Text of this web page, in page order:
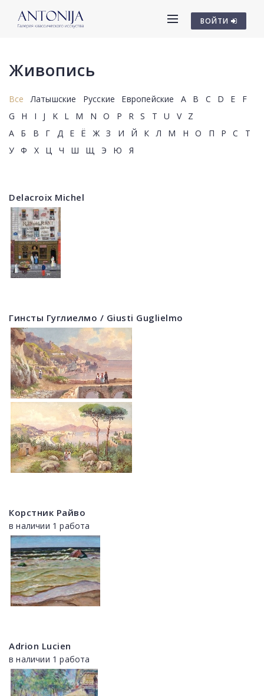
ВОЙТИ
Живопись
Все Латышские Русские Европейские A B C D E
F
G
H I J K L M N O P R S T U V
Z
А
Б В Г Д Е Ё Ж З И Й К Л М Н О П Р С
Т
У
Ф Х Ц Ч Ш Щ Э Ю Я
Delacroix Michel
Гинсты Гуглиелмо / Giusti Guglielmo
Корстник Райво
в наличии 1 работа
Adrion Lucien
в наличии 1 работа